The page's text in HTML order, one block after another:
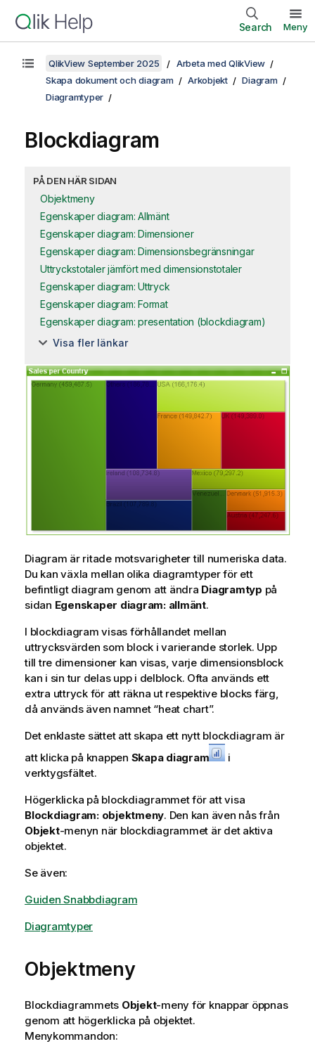
Search Meny
QlikView September 2025
Arbeta med QlikView
Skapa dokument och diagram
Arkobjekt
Diagram
Diagramtyper
Blockdiagram
PÅ DEN HÄR SIDAN
Objektmeny
Egenskaper diagram: Allmänt
Egenskaper diagram: Dimensioner
Egenskaper diagram: Dimensionsbegränsningar
Uttryckstotaler jämfört med dimensionstotaler
Egenskaper diagram: Uttryck
Egenskaper diagram: Format
Egenskaper diagram: presentation (blockdiagram)
Visa fler länkar
Diagram är ritade motsvarigheter till numeriska data.
Du kan växla mellan olika diagramtyper för ett
befintligt diagram genom att ändra Diagramtyp på
sidan Egenskaper diagram: allmänt.
I blockdiagram visas förhållandet mellan
uttrycksvärden som block i varierande storlek. Upp
till tre dimensioner kan visas, varje dimensionsblock
kan i sin tur delas upp i delblock. Ofta används ett
extra uttryck för att räkna ut respektive blocks färg,
då används även namnet “heat chart”.
Det enklaste sättet att skapa ett nytt blockdiagram är
att klicka på knappen Skapa diagram
i
verktygsfältet.
Högerklicka på blockdiagrammet för att visa
Blockdiagram: objektmeny. Den kan även nås från
Objekt-menyn när blockdiagrammet är det aktiva
objektet.
Se även:
Guiden Snabbdiagram
Diagramtyper
Objektmeny
Blockdiagrammets Objekt-meny för knappar öppnas
genom att högerklicka på objektet.
Menykommandon: